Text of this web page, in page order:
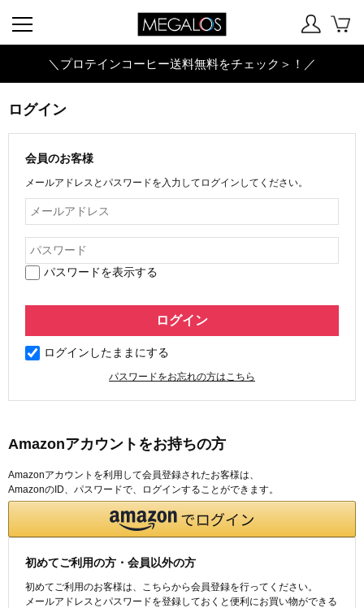
＼プロテインコーヒー送料無料をチェック＞！／
ログイン
会員のお客様
メールアドレスとパスワードを入力してログインしてください。
パスワードを表示する
ログインしたままにする
パスワードをお忘れの方はこちら
Amazonアカウントをお持ちの方
Amazonアカウントを利用して会員登録されたお客様は、
AmazonのID、パスワードで、ログインすることができます。
初めてご利用の方・会員以外の方
初めてご利用のお客様は、こちらから会員登録を行ってください。
メールアドレスとパスワードを登録しておくと便利にお買い物ができる